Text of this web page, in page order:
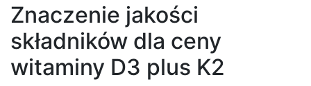
Znaczenie jakości
składników dla ceny
witaminy D3 plus K2